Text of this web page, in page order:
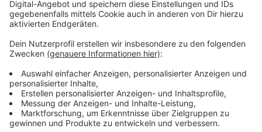
Filme wecken Emotionen und geben
Denkanstöße
Anzeige
Festivalleiter Stephan Hanf verspricht so vielfältige
Filme wie die Menschen, die sie geschaffen haben. Es
gehe um wichtige Themen wie Familie, Schuld und
Identität. Dabei werde deutlich, wie stark Kurzfilme